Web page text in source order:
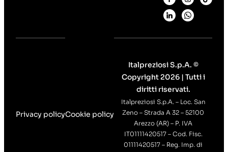
Italpreziosi S.p.A. ©
Copyright 2026 | Tutti i
diritti riservati.
Italpreziosi S.p.A. – Loc. San
Zeno – Strada A 32 – 52100
Arezzo (AR) – P. IVA
IT01111420517 – Cod. Fisc.
01111420517 – Reg. Imp. di
Privacy policyCookie policy